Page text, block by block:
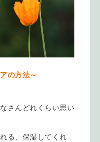
の方法～
さんどれくらい思い
る、保湿してくれ